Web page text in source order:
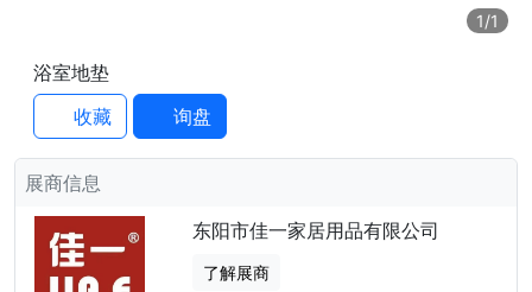
1/1
浴室地垫
收藏
询盘
展商信息
东阳市佳一家居用品有限公司
了解展商